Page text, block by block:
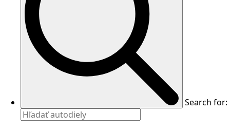
Search for: